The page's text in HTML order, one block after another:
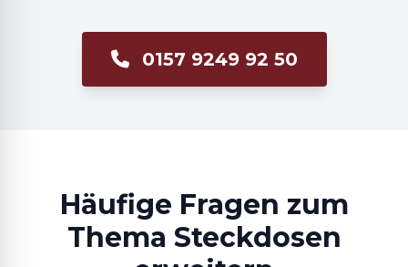
0157 9249 92 50
Häufige Fragen zum
Thema Steckdosen